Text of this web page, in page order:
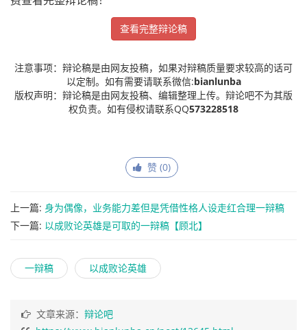
查看完整辩论稿
注意事项：辩论稿是由网友投稿，如果对辩稿质量要求较高的话可
以定制。如有需要请联系微信:bianlunba
版权声明：辩论稿是由网友投稿、编辑整理上传。辩论吧不为其版
权负责。如有侵权请联系QQ573228518
赞 (0)
上一篇: 身为偶像，业务能力差但是凭借性格人设走红合理一辩稿
【酒酒】
下一篇: 以成败论英雄是可取的一辩稿【顾北】
一辩稿 以成败论英雄
文章来源： 辩论吧